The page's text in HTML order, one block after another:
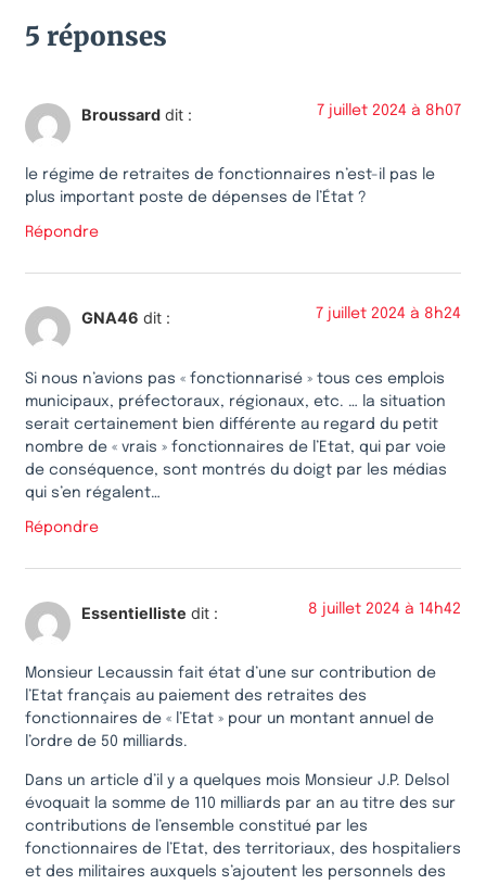
5 réponses
Broussard dit : 7 juillet 2024 à 8h07
le régime de retraites de fonctionnaires n’est-il pas le
plus important poste de dépenses de l’État ?
Répondre
GNA46 dit : 7 juillet 2024 à 8h24
Si nous n’avions pas « fonctionnarisé » tous ces emplois
municipaux, préfectoraux, régionaux, etc. … la situation
serait certainement bien différente au regard du petit
nombre de « vrais » fonctionnaires de l’Etat, qui par voie
de conséquence, sont montrés du doigt par les médias
qui s’en régalent…
Répondre
Essentielliste dit : 8 juillet 2024 à 14h42
Monsieur Lecaussin fait état d’une sur contribution de
l’Etat français au paiement des retraites des
fonctionnaires de « l’Etat » pour un montant annuel de
l’ordre de 50 milliards.
Dans un article d’il y a quelques mois Monsieur J.P. Delsol
évoquait la somme de 110 milliards par an au titre des sur
contributions de l’ensemble constitué par les
fonctionnaires de l’Etat, des territoriaux, des hospitaliers
et des militaires auxquels s’ajoutent les personnels des